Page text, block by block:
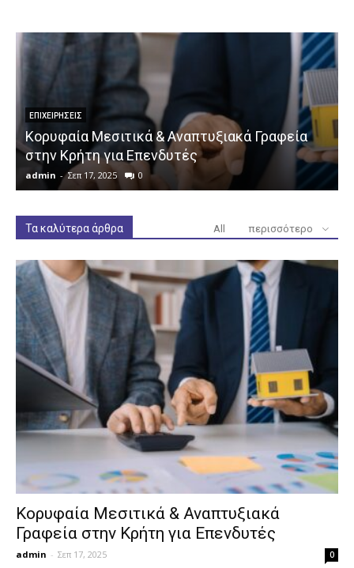
ΕΠΙΧΕΙΡΉΣΕΙΣ
Κορυφαία Μεσιτικά & Αναπτυξιακά Γραφεία
στην Κρήτη για Επενδυτές
admin - Σεπ 17, 2025 0
Τα καλύτερα άρθρα All περισσότερο
Κορυφαία Μεσιτικά & Αναπτυξιακά
Γραφεία στην Κρήτη για Επενδυτές
admin - Σεπ 17, 2025 0